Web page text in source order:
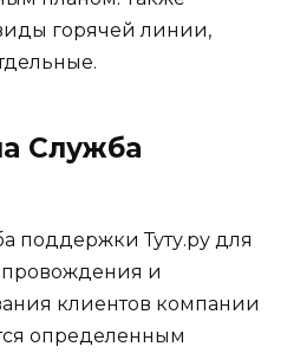
горячей линии,
Служба
поддержки Туту.ру для
и
клиентов компании
определенным